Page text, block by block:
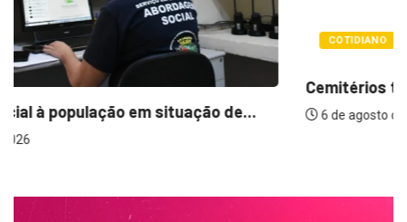
COTIDIANO
Cemitérios terão horário especial e missas no...
6 de agosto de 2026